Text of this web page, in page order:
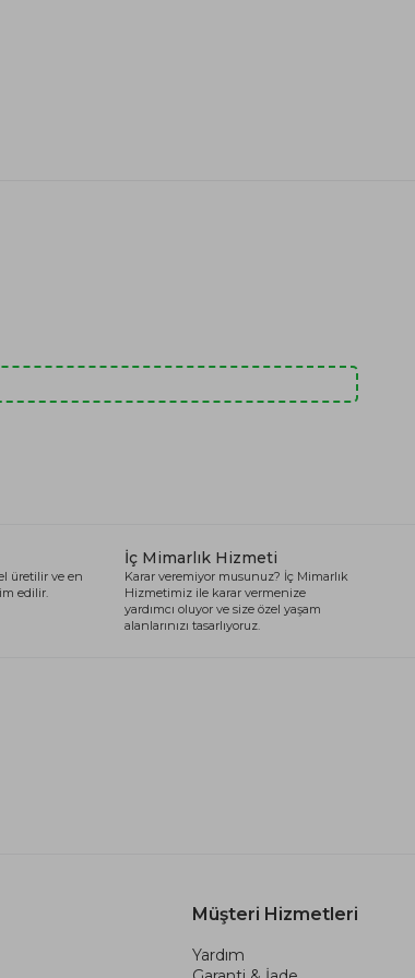
üretilir ve en
edilir.
İç Mimarlık Hizmeti
Karar veremiyor musunuz? İç Mimarlık
Hizmetimiz ile karar vermenize
yardımcı oluyor ve size özel yaşam
alanlarınızı tasarlıyoruz.
Müşteri Hizmetleri
Yardım